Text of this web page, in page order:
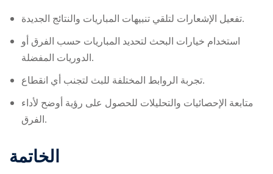
تفعيل الإشعارات لتلقي تنبيهات المباريات والنتائج الجديدة.
استخدام خيارات البحث لتحديد المباريات حسب الفرق أو
الدوريات المفضلة.
تجربة الروابط المختلفة للبث لتجنب أي انقطاع.
متابعة الإحصائيات والتحليلات للحصول على رؤية أوضح لأداء
الفرق.
الخاتمة